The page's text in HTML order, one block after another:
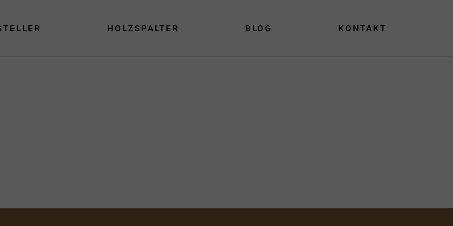
HOLZSPALTER BLOG KONTAKT